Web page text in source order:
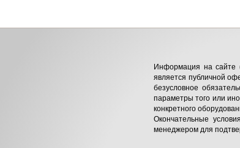
Информация на сайте
является публичной
безусловное
параметры того или
конкретного
Окончательные
менеджером для